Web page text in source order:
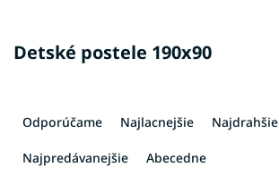
Detské postele 190x90
aOdporúčame Najlacnejšie Najdrahšie
Najpredávanejšie Abecedne